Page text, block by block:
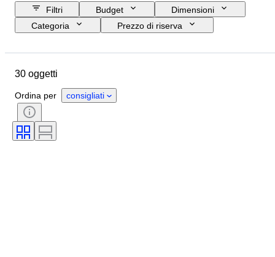
Filtri Budget
Dimensioni
Categoria
Prezzo di riserva
Paese d’origine
Condizioni
Colore
Epoca
30 oggetti
Ordina per consigliati